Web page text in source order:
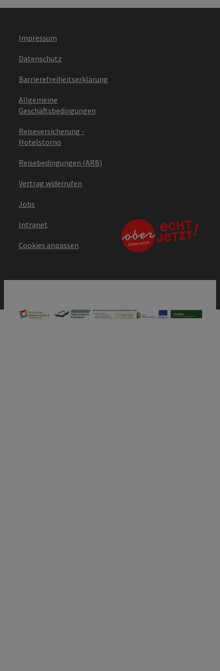
Impressum
Datenschutz
Barrierefreiheitserklärung
Allgemeine
Geschäftsbedingungen
Reiseversicherung -
Hotelstorno
Reisebedingungen (ARB)
Vertrag widerrufen
Jobs
Intranet
Cookies anpassen